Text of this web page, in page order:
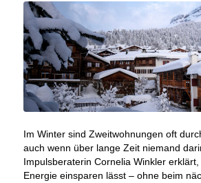
Im Winter sind Zweitwohnungen oft
auch wenn über lange Zeit niemand
Impulsberaterin Cornelia Winkler
Energie einsparen lässt – ohne beim